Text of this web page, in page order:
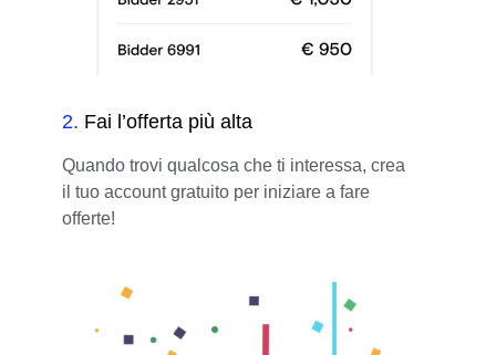
2. Fai l’offerta più alta
Quando trovi qualcosa che ti interessa, crea
il tuo account gratuito per iniziare a fare
offerte!